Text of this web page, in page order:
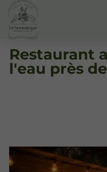
Restaurant
l'eau près